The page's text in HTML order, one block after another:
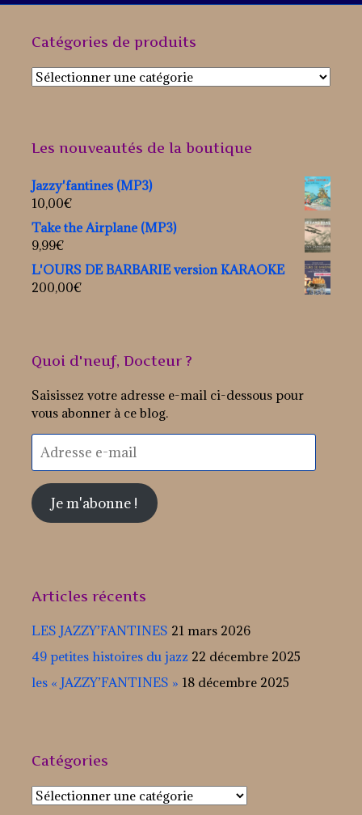
Catégories de produits
Les nouveautés de la boutique
Jazzy'fantines (MP3)
10,00€
Take the Airplane (MP3)
9,99€
L'OURS DE BARBARIE version KARAOKE
200,00€
Quoi d'neuf, Docteur ?
Saisissez votre adresse e-mail ci-dessous pour
vous abonner à ce blog.
Adresse
e-
Je m'abonne !
Articles récents
LES JAZZY’FANTINES 21 mars 2026
49 petites histoires du jazz 22 décembre 2025
les « JAZZY’FANTINES » 18 décembre 2025
Catégories
Catégories